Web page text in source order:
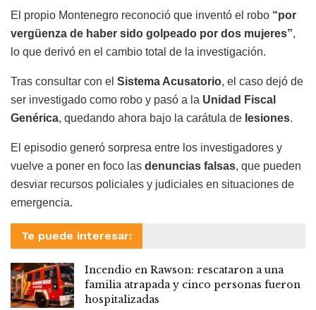
El propio Montenegro reconoció que inventó el robo “por
vergüenza de haber sido golpeado por dos mujeres”,
lo que derivó en el cambio total de la investigación.
Tras consultar con el Sistema Acusatorio, el caso dejó de
ser investigado como robo y pasó a la Unidad Fiscal
Genérica, quedando ahora bajo la carátula de lesiones.
El episodio generó sorpresa entre los investigadores y
vuelve a poner en foco las denuncias falsas, que pueden
desviar recursos policiales y judiciales en situaciones de
emergencia.
Te puede interesar:
Incendio en Rawson: rescataron a una
familia atrapada y cinco personas fueron
hospitalizadas